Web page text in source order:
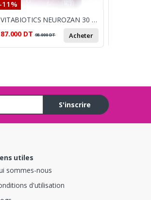
-11%
VITABIOTICS NEUROZAN 30 CAPSULES
87.000 DT 98.000DT Acheter
S'inscrire
utiles
sommes-nous
d'utilisation